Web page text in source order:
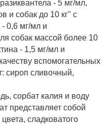
- 5 мг/мл,
и собак до 10 кг" с
0,6 мг/мл и
собак массой более 10
- 1,5 мг/мл и
вспомогательных
сироп сливочный,
сорбат калия и воду
представляет собой
сладковатого